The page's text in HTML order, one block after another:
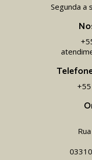
Segunda a